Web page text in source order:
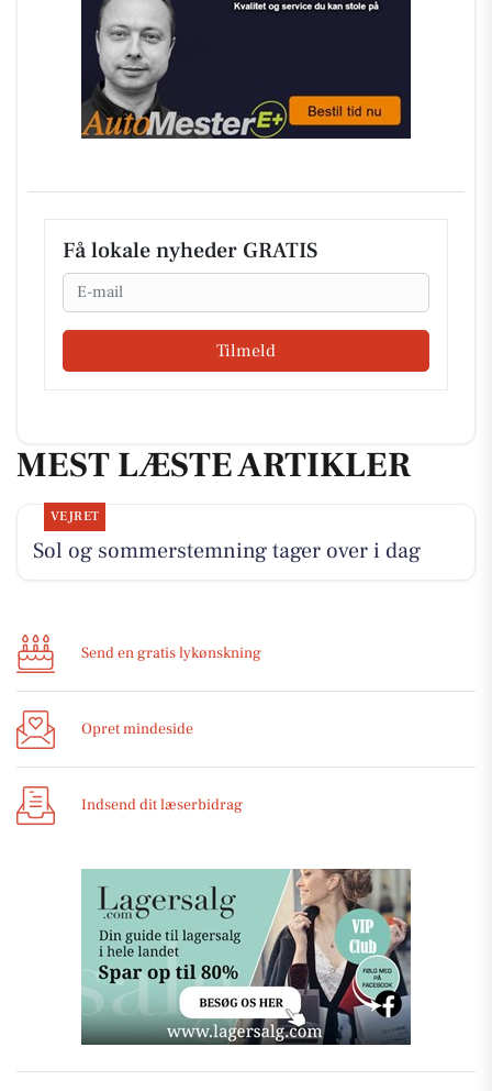
Få lokale nyheder GRATIS
Email
Tilmeld
MEST LÆSTE ARTIKLER
VEJRET
Sol og sommerstemning tager over i dag
Send en gratis lykønskning
Opret mindeside
Indsend dit læserbidrag